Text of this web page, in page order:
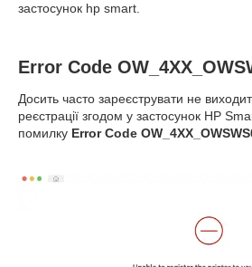
застосунок hp smart.
Error Code
Досить часто зареєструвати не
реєстрації згодом у застосунок HP
помилку Error Code